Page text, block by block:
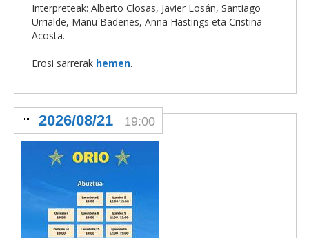
Interpreteak: Alberto Closas, Javier Losán, Santiago
Urrialde, Manu Badenes, Anna Hastings eta Cristina
Acosta.
Erosi sarrerak hemen.
2026/08/21 19:00